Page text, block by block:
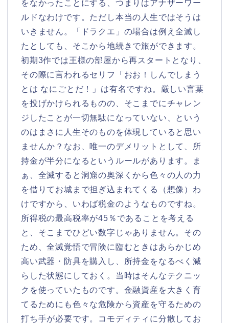
をなかったことにする、つまりはアナザーワー
ルドなわけです。ただし本当の人生ではそうは
いきません。「ドラクエ」の場合は例え全滅し
たとしても、そこから地続きで旅ができます。
初期3作では王様の部屋から再スタートとなり、
その際に言われるセリフ「おお！しんでしまう
とは なにごとだ！」は有名ですね。厳しい言葉
を投げかけられるものの、そこまでにチャレン
ジしたことが一切無駄になっていない、という
のはまさに人生そのものを体現していると思い
ませんか？なお、唯一のデメリットとして、所
持金が半分になるというルールがあります。ま
ぁ、全滅すると洞窟の奥深くから色々の人の力
を借りてお城まで担ぎ込まれてくる（想像）わ
けですから、いわば税金のようなものですね。
所得税の最高税率が45％であることを考える
と、そこまでひどい数字じゃありません。その
ため、全滅覚悟で冒険に臨むときはあらかじめ
高い武器・防具を購入し、所持金をなるべく減
らした状態にしておく。当時はそんなテクニッ
クを使っていたものです。金融資産を大きく育
てるためにも色々な危険から資産を守るための
打ち手が必要です。コモディティに分散してお